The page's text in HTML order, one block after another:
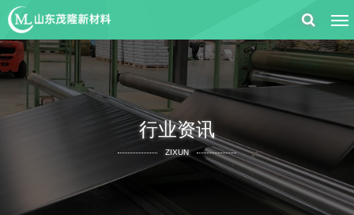
行业资讯
ZIXUN